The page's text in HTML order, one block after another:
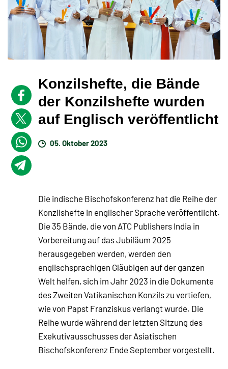
Konzilshefte, die Bände
der Konzilshefte wurden
auf Englisch veröffentlicht
05. Oktober 2023
Die indische Bischofskonferenz hat die Reihe der
Konzilshefte in englischer Sprache veröffentlicht.
Die 35 Bände, die von ATC Publishers India in
Vorbereitung auf das Jubiläum 2025
herausgegeben werden, werden den
englischsprachigen Gläubigen auf der ganzen
Welt helfen, sich im Jahr 2023 in die Dokumente
des Zweiten Vatikanischen Konzils zu vertiefen,
wie von Papst Franziskus verlangt wurde. Die
Reihe wurde während der letzten Sitzung des
Exekutivausschusses der Asiatischen
Bischofskonferenz Ende September vorgestellt.